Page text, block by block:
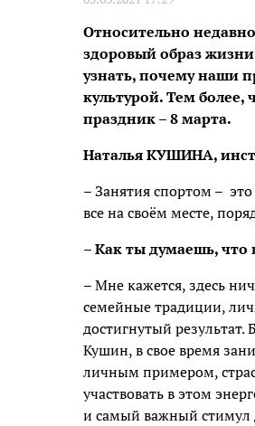
Относительно
здоровый образ
узнать, почему наши
культурой. Тем более,
праздник – 8 марта.
Наталья КУШИНА,
– Занятия спортом –
все на своём месте,
– Как ты думаешь,
– Мне кажется, здесь
семейные традиции,
достигнутый
Кушин, в свое время
личным примером,
участвовать в этом
и самый важный